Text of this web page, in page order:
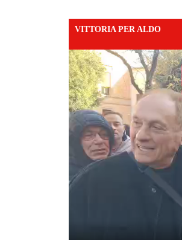
VITTORIA PER ALDO